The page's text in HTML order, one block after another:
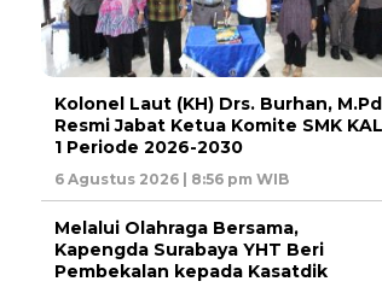
Kolonel Laut (KH) Drs. Burhan, M.Pd
Resmi Jabat Ketua Komite SMK
1 Periode 2026-2030
6 Agustus 2026 | 8:56 pm WIB
Melalui Olahraga Bersama,
Kapengda Surabaya YHT Beri
Pembekalan kepada Kasatdik